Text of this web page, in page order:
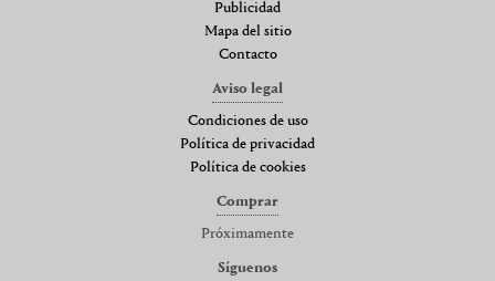
Publicidad
Mapa del sitio
Contacto
Aviso legal
Condiciones de uso
Política de privacidad
Política de cookies
Comprar
Próximamente
Síguenos